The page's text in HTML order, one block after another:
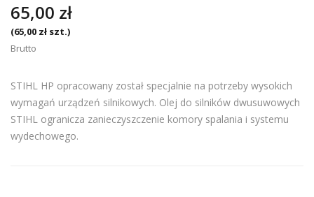
65,00 zł
(65,00 zł szt.)
Brutto
STIHL HP opracowany został specjalnie na potrzeby wysokich
wymagań urządzeń silnikowych. Olej do silników dwusuwowych
STIHL ogranicza zanieczyszczenie komory spalania i systemu
wydechowego.